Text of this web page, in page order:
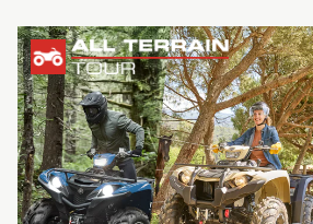
Entdecken und Eintauchen in neue
Kulturen im Mittelpunkt steht. Die
2026 wird von Molenberg
und durchgeführt.